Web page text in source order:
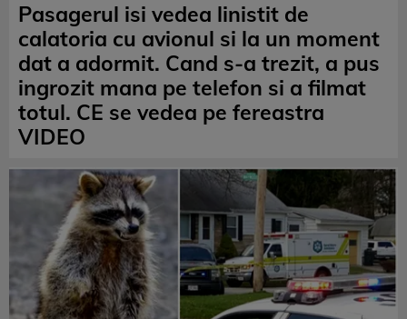
Pasagerul isi vedea linistit de
calatoria cu avionul si la un moment
dat a adormit. Cand s-a trezit, a pus
ingrozit mana pe telefon si a filmat
totul. CE se vedea pe fereastra
VIDEO